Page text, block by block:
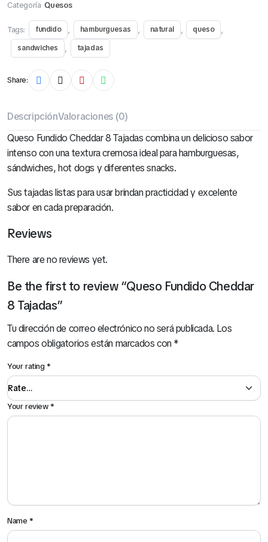
Categoría Quesos
Tags: fundido , hamburguesas , natural , queso ,
sandwiches , tajadas
Share:
DescripciónValoraciones (0)
Queso Fundido Cheddar 8 Tajadas combina un delicioso sabor
intenso con una textura cremosa ideal para hamburguesas,
sándwiches, hot dogs y diferentes snacks.
Sus tajadas listas para usar brindan practicidad y excelente
sabor en cada preparación.
Reviews
There are no reviews yet.
Be the first to review “Queso Fundido Cheddar
8 Tajadas”
Tu dirección de correo electrónico no será publicada. Los
campos obligatorios están marcados con*
Your rating*
Your review*
Name*